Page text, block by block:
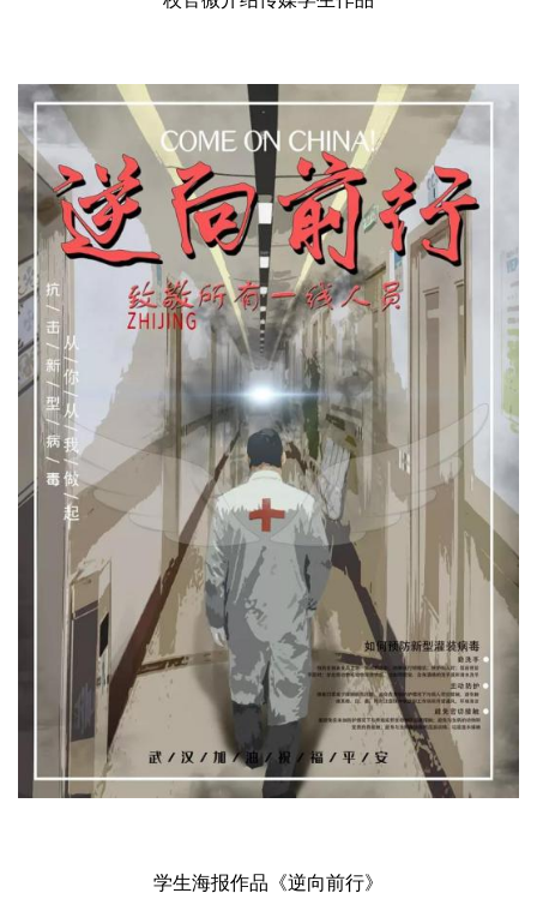
学生海报作品《逆向前行》